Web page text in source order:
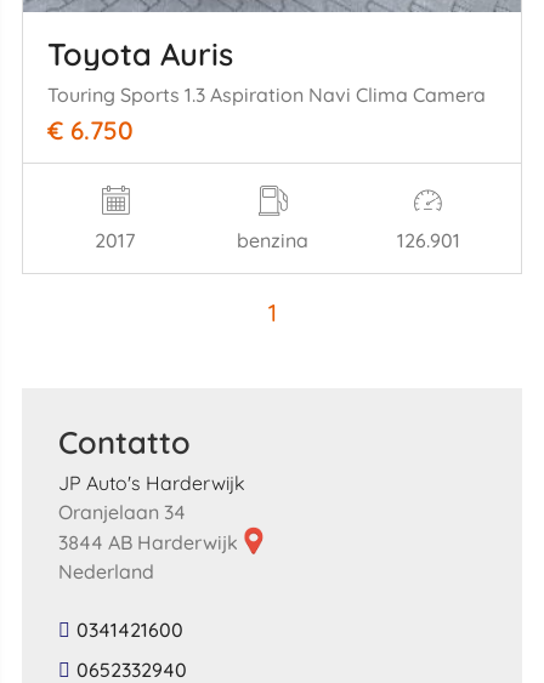
Toyota Auris
Touring Sports 1.3 Aspiration Navi Clima Camera
€ 6.750
2017 benzina 126.901
1
Contatto
JP Auto's Harderwijk
Oranjelaan 34
3844 AB Harderwijk
Nederland
0341421600
0652332940